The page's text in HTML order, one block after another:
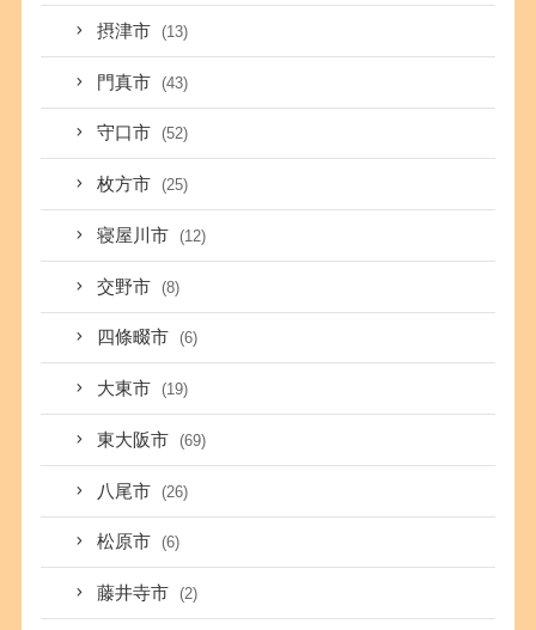
摂津市 (13)
門真市 (43)
守口市 (52)
枚方市 (25)
寝屋川市 (12)
交野市 (8)
四條畷市 (6)
大東市 (19)
東大阪市 (69)
八尾市 (26)
松原市 (6)
藤井寺市 (2)